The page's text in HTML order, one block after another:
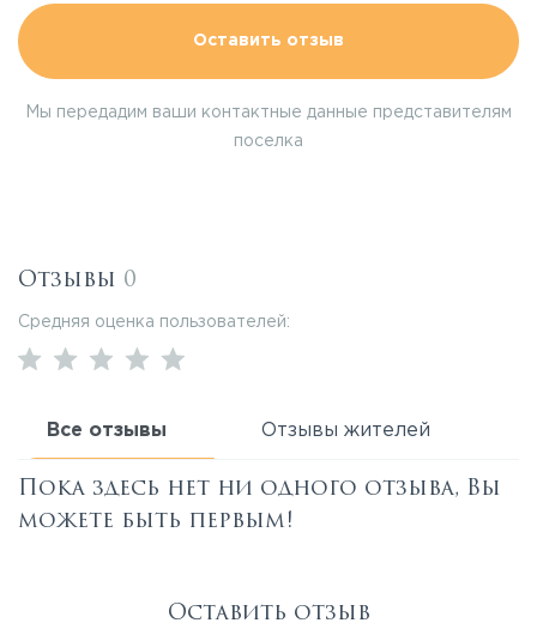
Оставить отзыв
Мы передадим ваши контактные данные представителям
поселка
Отзывы 0
Средняя оценка пользователей:
Все отзывы Отзывы жителей
Пока здесь нет ни одного отзыва, Вы
можете быть первым!
Оставить отзыв